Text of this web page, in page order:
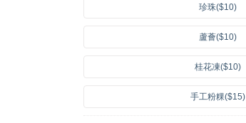
珍珠($10)
蘆薈($10)
桂花凍($10)
手工粉粿($15)